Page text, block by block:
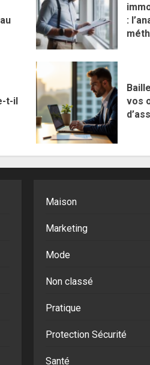
:
t-il
vos
Maison
Marketing
Mode
Non classé
Pratique
Protection Sécurité
Santé